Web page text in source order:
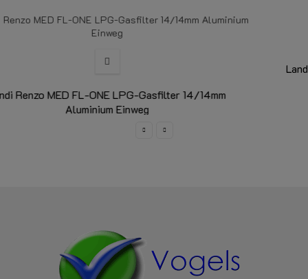
Landi Renzo COALESCENTE UFI FC-30 LPG-
14/14mm Aluminium
Gasphasenfilter